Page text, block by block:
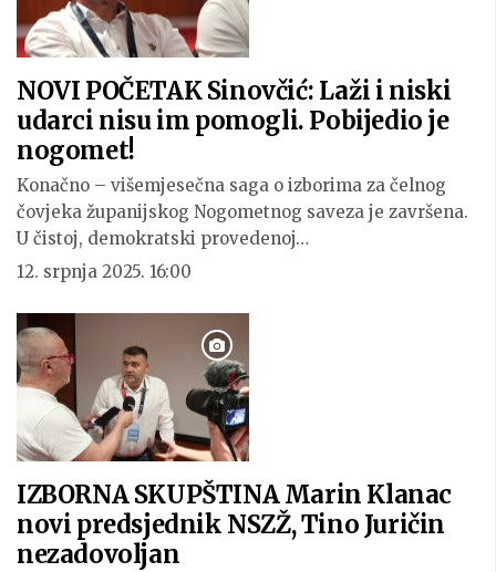
NOVI POČETAK Sinovčić: Laži i niski
udarci nisu im pomogli. Pobijedio je
nogomet!
Konačno – višemjesečna saga o izborima za čelnog
čovjeka županijskog Nogometnog saveza je završena.
U čistoj, demokratski provedenoj…
12. srpnja 2025. 16:00
IZBORNA SKUPŠTINA Marin Klanac
novi predsjednik NSZŽ, Tino Juričin
nezadovoljan